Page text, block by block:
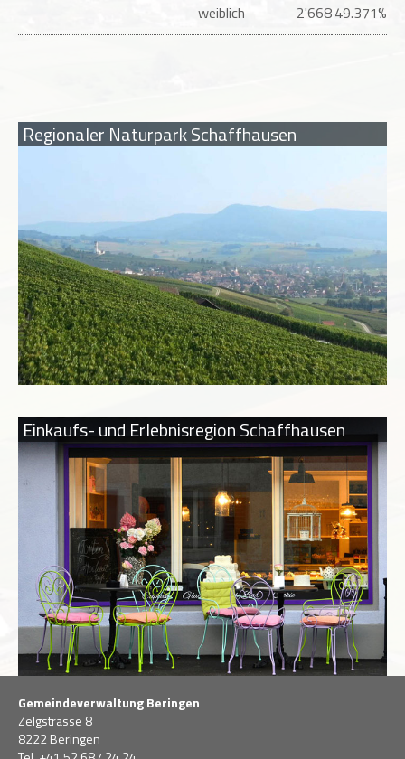
weiblich
2'66849.371%
Regionaler Naturpark Schaffhausen
Einkaufs- und Erlebnisregion Schaffhausen
Gemeindeverwaltung Beringen
Zelgstrasse 8
8222 Beringen